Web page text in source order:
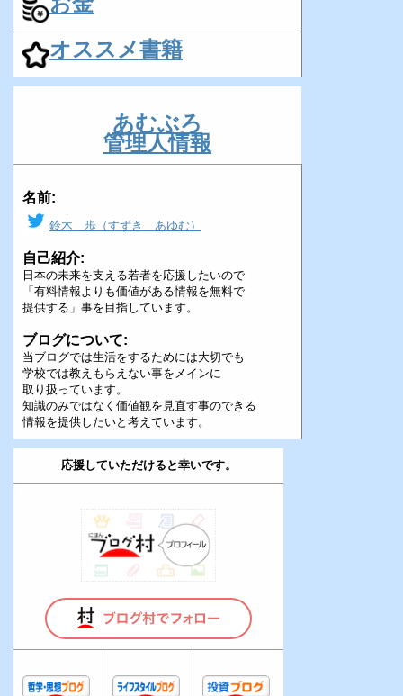
オススメ書籍
あむぶろ
管理人情報
名前:
鈴木 歩（すずき あゆむ）
自己紹介:
日本の未来を支える若者を応援したいので
「有料情報よりも価値がある情報を無料で
提供する」事を目指しています。
ブログについて:
当ブログでは生活をするためには大切でも
学校では教えもらえない事をメインに
取り扱っています。
知識のみではなく価値観を見直す事のできる
情報を提供したいと考えています。
応援していただけると幸いです。